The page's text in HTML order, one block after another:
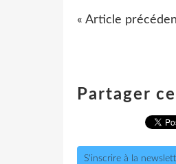
« Article
Partager
S'inscrire à la